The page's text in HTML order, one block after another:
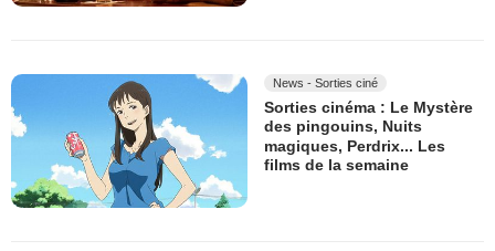
News - Sorties ciné
Sorties cinéma : Le Mystère
des pingouins, Nuits
magiques, Perdrix... Les
films de la semaine